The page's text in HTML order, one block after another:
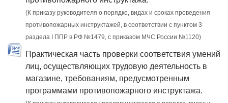
(К приказу руководителя о порядке, видах и сроках проведения
противопожарных инструктажей, в соответствии с пунктом 3
раздела I ППР в РФ №1479, с приказом МЧС России №1120)
Практическая часть проверки соответствия умений
лиц, осуществляющих трудовую деятельность в
магазине, требованиям, предусмотренным
программами противопожарного инструктажа.